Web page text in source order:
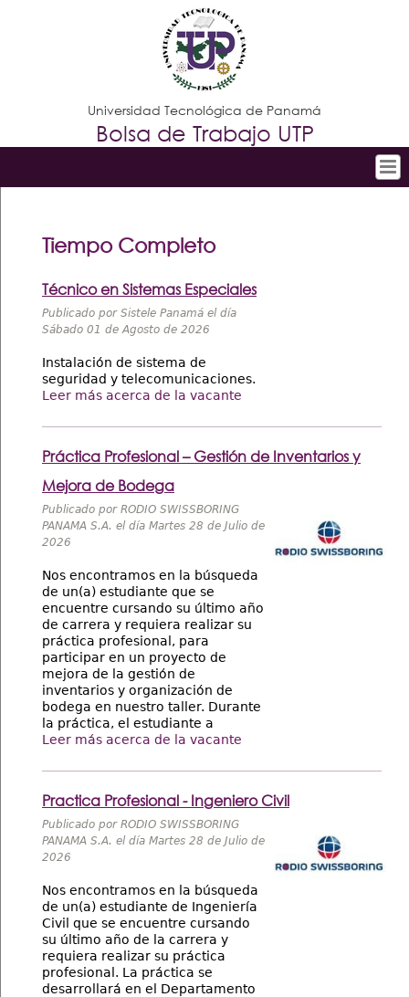
Jump to navigation
Universidad Tecnológica de Panamá
Bolsa de Trabajo UTP
Listado de Empresas
Contáctenos
Tiempo Completo
Técnico en Sistemas Especiales
Publicado por Sistele Panamá el día
Sábado 01 de Agosto de 2026
Instalación de sistema de
seguridad y telecomunicaciones.
Leer más acerca de la vacante
Práctica Profesional – Gestión de Inventarios y
Mejora de Bodega
Publicado por RODIO SWISSBORING
PANAMA S.A. el día Martes 28 de Julio de
2026
Nos encontramos en la búsqueda
de un(a) estudiante que se
encuentre cursando su último año
de carrera y requiera realizar su
práctica profesional, para
participar en un proyecto de
mejora de la gestión de
inventarios y organización de
bodega en nuestro taller. Durante
la práctica, el estudiante a
Leer más acerca de la vacante
Practica Profesional - Ingeniero Civil
Publicado por RODIO SWISSBORING
PANAMA S.A. el día Martes 28 de Julio de
2026
Nos encontramos en la búsqueda
de un(a) estudiante de Ingeniería
Civil que se encuentre cursando
su último año de la carrera y
requiera realizar su práctica
profesional. La práctica se
desarrollará en el Departamento